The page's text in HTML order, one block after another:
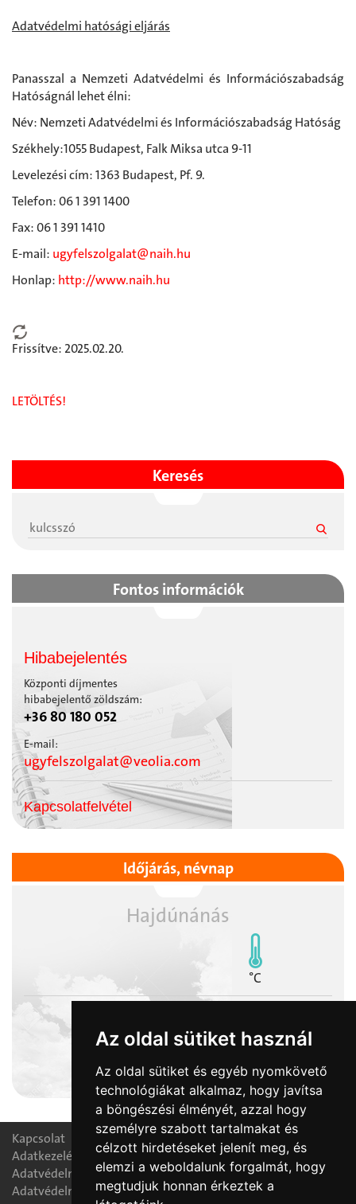
Az oldal sütiket használ
Az oldal sütiket és egyéb nyomkövető
technológiákat alkalmaz, hogy javítsa
a böngészési élményét, azzal hogy
személyre szabott tartalmakat és
célzott hirdetéseket jelenít meg, és
elemzi a weboldalunk forgalmát, hogy
megtudjuk honnan érkeztek a
Adatvédelmi hatósági eljárás
Panasszal a Nemzeti Adatvédelmi és Információszabadság
Hatóságnál lehet élni:
Név: Nemzeti Adatvédelmi és Információszabadság Hatóság
Székhely:1055 Budapest, Falk Miksa utca 9-11
Levelezési cím: 1363 Budapest, Pf. 9.
Telefon: 06 1 391 1400
Fax: 06 1 391 1410
E-mail: ugyfelszolgalat@naih.hu
Honlap: http://www.naih.hu
Frissítve: 2025.02.20.
LETÖLTÉS!
Keresés
Fontos információk
Hibabejelentés
Központi díjmentes
hibabejelentő zöldszám:
+36 80 180 052
E-mail:
ugyfelszolgalat@veolia.com
Kapcsolatfelvétel
Időjárás, névnap
Hajdúnánás
°C
Berta, Bettina napja
Kapcsolat
Adatkezelési nyilatkozat
Adatvédelmi tájékoztató
Adatvédelmi tisztségviselő